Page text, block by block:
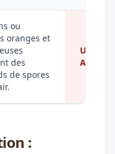
ou
oranges et
des
de spores
Urgence
: